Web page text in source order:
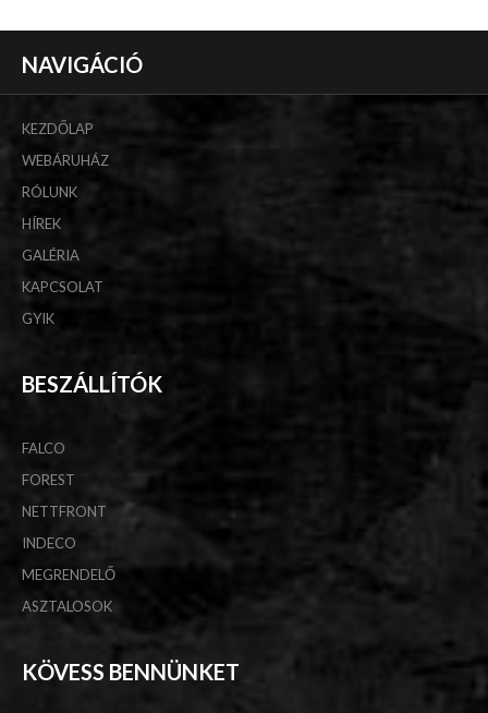
NAVIGÁCIÓ
KEZDŐLAP
WEBÁRUHÁZ
RÓLUNK
HÍREK
GALÉRIA
KAPCSOLAT
GYIK
BESZÁLLÍTÓK
FALCO
FOREST
NETTFRONT
INDECO
MEGRENDELŐ
ASZTALOSOK
KÖVESS BENNÜNKET